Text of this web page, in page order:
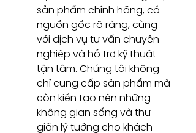
sản phẩm chính hãng, có
nguồn gốc rõ ràng, cùng
với dịch vụ tư vấn chuyên
nghiệp và hỗ trợ kỹ thuật
tận tâm. Chúng tôi không
chỉ cung cấp sản phẩm mà
còn kiến tạo nên những
không gian sống và thư
giãn lý tưởng cho khách